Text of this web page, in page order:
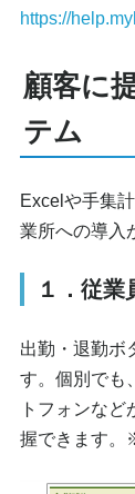
https://
顧客に
テム
Excelや手集
業所への導入
１．従業
出勤・退勤ボ
す。個別でも
トフォンな
握できます。